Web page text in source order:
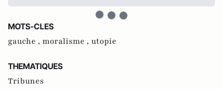
MOTS-CLES
gauche , moralisme , utopie
THEMATIQUES
Tribunes